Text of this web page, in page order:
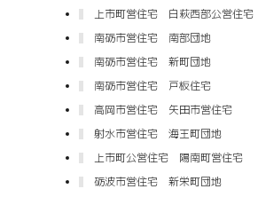
上市町営住宅 白萩西部公営住宅
南砺市営住宅 南部団地
南砺市営住宅 新町団地
南砺市営住宅 戸板住宅
高岡市営住宅 矢田市営住宅
射水市営住宅 海王町団地
上市町公営住宅 陽南町営住宅
砺波市営住宅 新栄町団地